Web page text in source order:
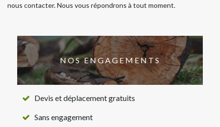
nous contacter. Nous vous répondrons à tout moment.
NOS ENGAGEMENTS
Devis et déplacement gratuits
Sans engagement